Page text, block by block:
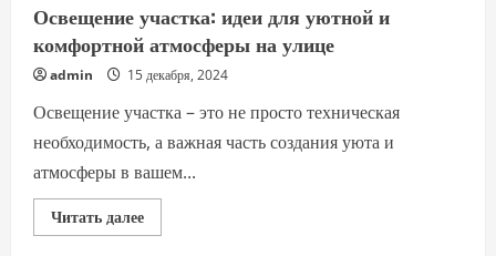
материалах
и
услугах
мастеров
Освещение участка: идеи для уютной и
комфортной атмосферы на улице
admin 15 декабря, 2024
Освещение участка – это не просто техническая
необходимость, а важная часть создания уюта и
атмосферы в вашем...
Читать далееПрочитать
больше